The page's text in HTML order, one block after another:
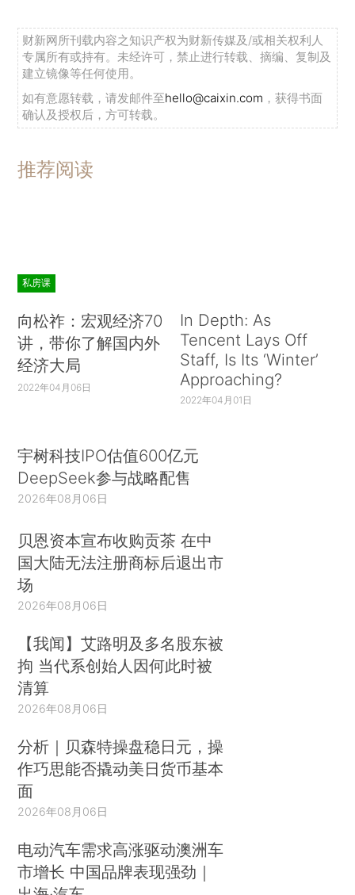
财新网所刊载内容之知识产权为财新传媒及/或相关权利人
专属所有或持有。未经许可，禁止进行转载、摘编、复制及
建立镜像等任何使用。
如有意愿转载，请发邮件至hello@caixin.com ，获得书面
确认及授权后，方可转载。
推荐阅读
私房课
向松祚：宏观经济70
讲，带你了解国内外
经济大局
2022年04月06日
In Depth: As
Tencent Lays Off
Staff, Is Its ‘Winter’
Approaching?
2022年04月01日
宇树科技IPO估值600亿元
DeepSeek参与战略配售
2026年08月06日
贝恩资本宣布收购贡茶 在中
国大陆无法注册商标后退出市
场
2026年08月06日
【我闻】艾路明及多名股东被
拘 当代系创始人因何此时被
清算
2026年08月06日
分析｜贝森特操盘稳日元，操
作巧思能否撬动美日货币基本
面
2026年08月06日
电动汽车需求高涨驱动澳洲车
市增长 中国品牌表现强劲｜